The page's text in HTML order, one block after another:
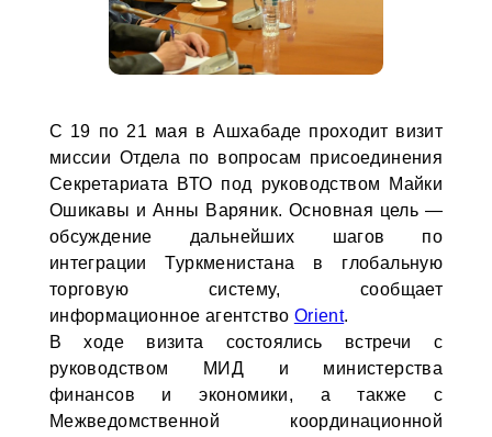
С 19 по 21 мая в Ашхабаде проходит визит
миссии Отдела по вопросам присоединения
Секретариата ВТО под руководством Майки
Ошикавы и Анны Варяник. Основная цель —
обсуждение дальнейших шагов по
интеграции Туркменистана в глобальную
торговую систему, сообщает
информационное агентство Orient.
В ходе визита состоялись встречи с
руководством МИД и министерства
финансов и экономики, а также с
Межведомственной координационной